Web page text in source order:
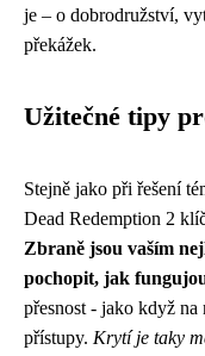
je – o dobrodružství,
překážek.
Užitečné tipy
Stejně jako při řešení
Dead Redemption 2
Zbraně jsou vaším
pochopit, jak
přesnost - jako když na
přístupy. Krytí je taky